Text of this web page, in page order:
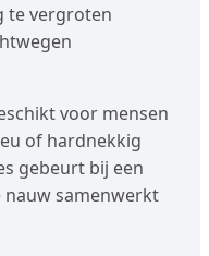
te vergroten
voor mensen
of hardnekkig
gebeurt bij een
nauw samenwerkt